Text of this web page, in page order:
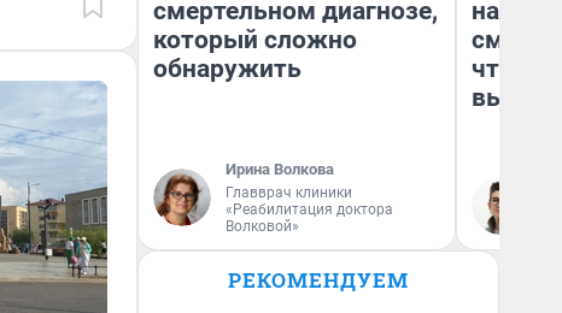
смертельном диагнозе,
который сложно
обнаружить
Ирина Волкова
Главврач клиники
«Реабилитация доктора
Волковой»
чтобы
РЕКОМЕНДУЕМ